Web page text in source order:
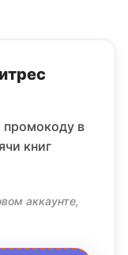
промокоду в
книг
аккаунте,